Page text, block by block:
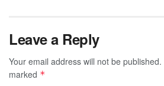
Leave a Reply
Your email address will not be published.
marked *